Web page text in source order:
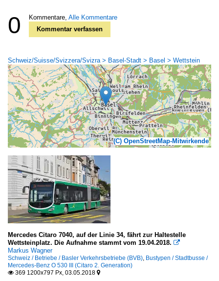
0 Kommentare, Alle Kommentare
Kommentar verfassen
Schweiz/Suisse/Svizzera/Svizra > Basel-Stadt > Basel > Wettstein
(C) OpenStreetMap-Mitwirkende
Mercedes Citaro 7040, auf der Linie 34, fährt zur Haltestelle
Wettsteinplatz. Die Aufnahme stammt vom 19.04.2018. 
Markus Wagner
Schweiz / Betriebe / Basler Verkehrsbetriebe (BVB) Bustypen / Stadtbusse /
Mercedes-Benz O 530 III (Citaro 2. Generation)
 369 1200x797 Px, 03.05.2018 